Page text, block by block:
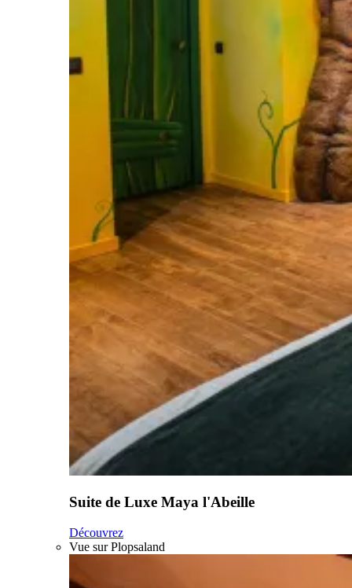
Suite de Luxe Maya l'Abeille
Découvrez
Vue sur Plopsaland